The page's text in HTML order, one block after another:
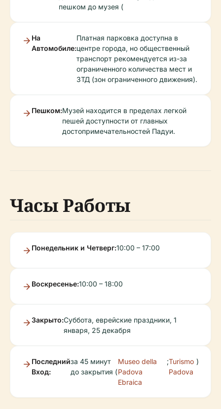
пешком до музея (
На
Автомобиле:
Платная парковка доступна в
центре города, но общественный
транспорт рекомендуется из-за
ограниченного количества мест и
ЗТД (зон ограниченного движения).
Пешком:Музей находится в пределах легкой
пешей доступности от главных
достопримечательностей Падуи.
Часы Работы
Понедельник и Четверг:10:00 – 17:00
Воскресенье:10:00 – 18:00
Закрыто:Суббота, еврейские праздники, 1
января, 25 декабря
Последний
Вход:
за 45 минут
до закрытия (
Museo della
Padova
Ebraica
;Turismo
Padova
)